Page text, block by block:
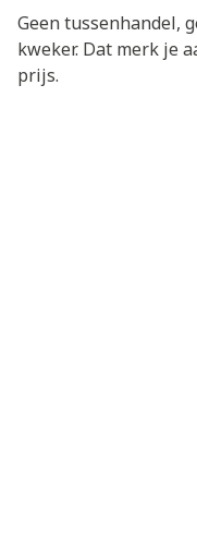
Geen tussenhandel,
kweker. Dat merk je
prijs.